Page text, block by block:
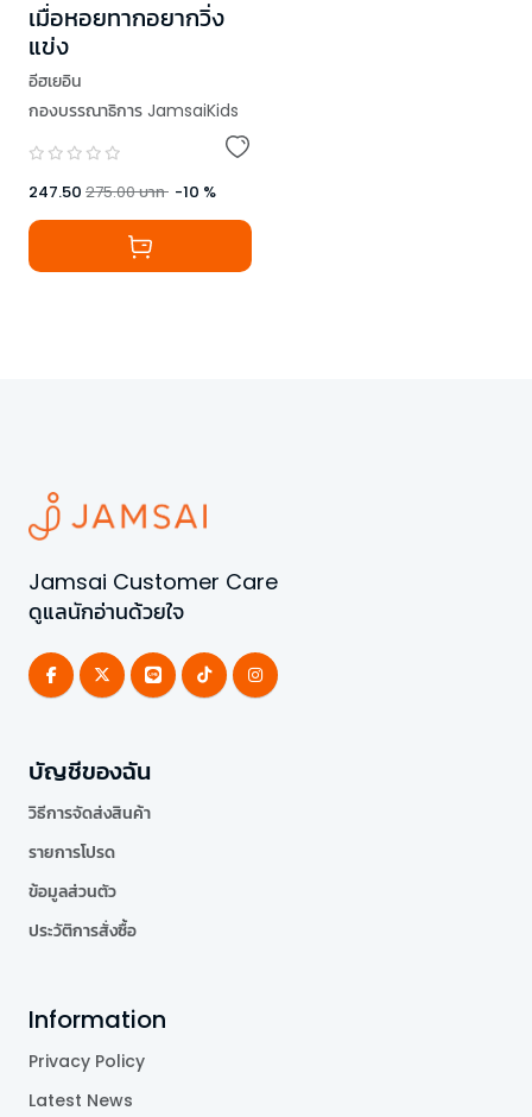
เมื่อหอยทากอยากวิ่ง
แข่ง
อีฮเยอิน
กองบรรณาธิการ JamsaiKids
247.50 275.00บาท -10 %
Jamsai Customer Care
ดูแลนักอ่านด้วยใจ
บัญชีของฉัน
วิธีการจัดส่งสินค้า
รายการโปรด
ข้อมูลส่วนตัว
ประวัติการสั่งซื้อ
Information
Privacy Policy
Latest News